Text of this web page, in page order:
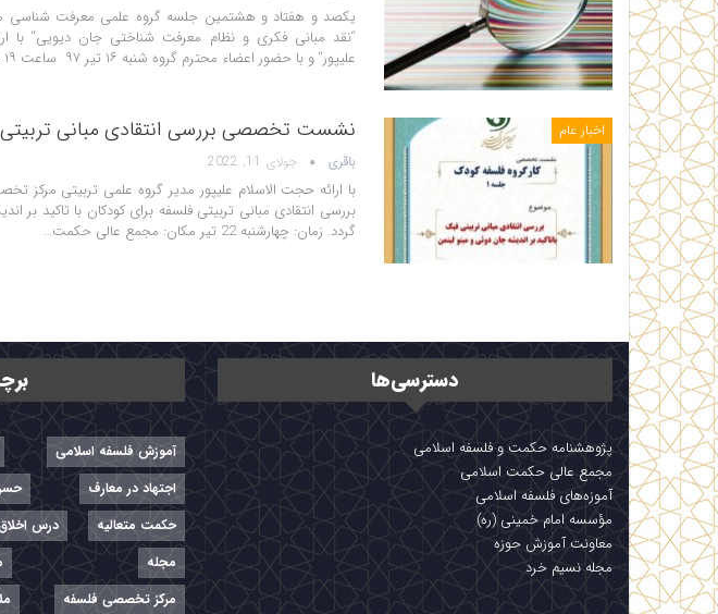
یکصد و هفتاد و هشتمین جلسه گروه علمی معرفت
“نقد مبانی فکری و نظام معرفت شناختی جان دیویی“ با
علیپور“ و با حضور اعضاء محترم گروه شنبه ۱۶ تیر ۹۷ ساعت ۱۹ در مجمع عالی حکمت…
اخبار عام نشست تخصصی بررسی انتقادی مبانی تربیتی
باقری جولای 11, 2022
با ارائه حجت الاسلام علیپور مدیر گروه علمی تربیتی
بررسی انتقادی مبانی تربیتی فلسفه برای کودکان با تاکید بر
گردد. زمان: چهارشنبه 22 تیر مکان: مجمع عالی حکمت…
دسترسی‌ها
پژوهشنامه حکمت و فلسفه اسلامی
مجمع عالی حکمت اسلامی
آموزه‌های فلسفه اسلامی
مؤسسه امام خمینی (ره)
معاونت آموزش حوزه
مجله نسیم خرد
آموزش فلسفه اسلامی
اجتهاد در معارف
حکمت متعالیه
درس
مجله
مرکز تخصصی فلسفه